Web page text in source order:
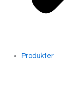
Produkter